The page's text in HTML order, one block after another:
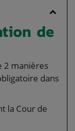
de
2 manières
dans
la Cour de